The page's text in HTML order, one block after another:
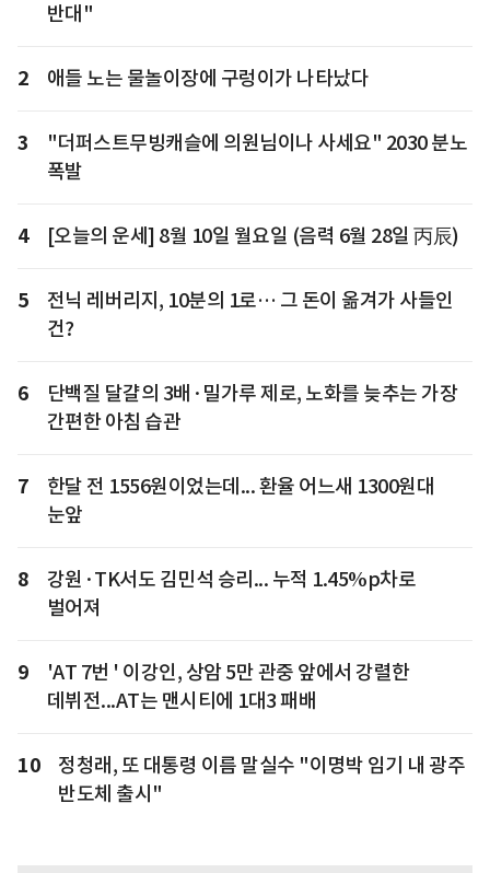
반대"
2 애들 노는 물놀이장에 구렁이가 나타났다
3
"더퍼스트무빙캐슬에 의원님이나 사세요" 2030 분노
폭발
4 [오늘의 운세] 8월 10일 월요일 (음력 6월 28일 丙辰)
5
전닉 레버리지, 10분의 1로… 그 돈이 옮겨가 사들인
건?
6
단백질 달걀의 3배·밀가루 제로, 노화를 늦추는 가장
간편한 아침 습관
7
한달 전 1556원이었는데... 환율 어느새 1300원대
눈앞
8
강원·TK서도 김민석 승리... 누적 1.45%p차로
벌어져
9
'AT 7번 ' 이강인, 상암 5만 관중 앞에서 강렬한
데뷔전...AT는 맨시티에 1대3 패배
10
정청래, 또 대통령 이름 말실수 "이명박 임기 내 광주
반도체 출시"